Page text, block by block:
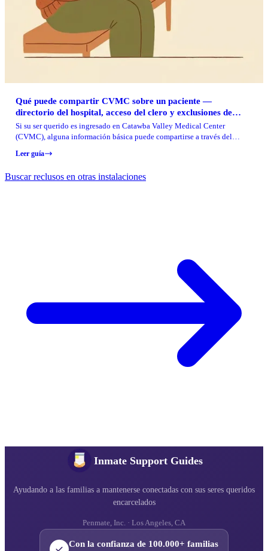
Qué puede compartir CVMC sobre un paciente —
directorio del hospital, acceso del clero y exclusiones de
recaudación de fondos (para familias)
Si su ser querido es ingresado en Catawba Valley Medical Center
(CVMC), alguna información básica puede compartirse a través del
Aquí está lo que puede incluir, cómo funcionan las solicitudes del clero y
Leer guía
Buscar reclusos en otras instalaciones
Inmate Support Guides
Ayudando a las familias a mantenerse conectadas con sus seres queridos
encarcelados
Penmate, Inc. · Los Angeles, CA
Con la confianza de 100.000+ familias